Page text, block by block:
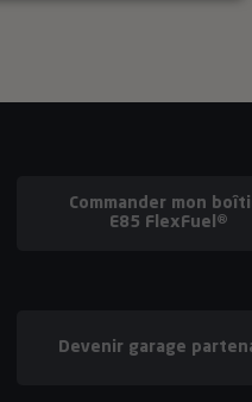
Commander mon
E85 FlexFuel®
Devenir garage